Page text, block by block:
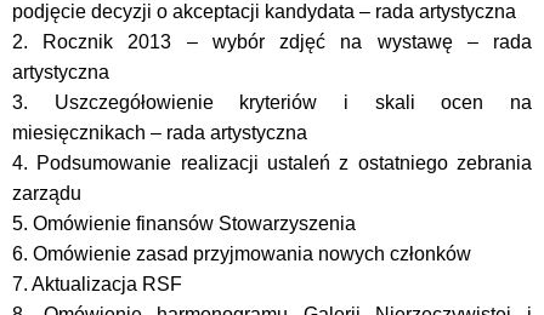
podjęcie decyzji o akceptacji kandydata – rada artystyczna
2. Rocznik 2013 – wybór zdjęć na wystawę – rada
artystyczna
3. Uszczegółowienie kryteriów i skali ocen na
miesięcznikach – rada artystyczna
4. Podsumowanie realizacji ustaleń z ostatniego zebrania
zarządu
5. Omówienie finansów Stowarzyszenia
6. Omówienie zasad przyjmowania nowych członków
7. Aktualizacja RSF